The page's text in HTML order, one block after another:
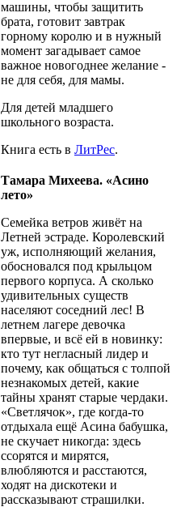
машины, чтобы защитить
брата, готовит завтрак
горному королю и в нужный
момент загадывает самое
важное новогоднее желание -
не для себя, для мамы.
Для детей младшего
школьного возраста.
Книга есть в ЛитРес.
Тамара Михеева. «Асино
лето»
Семейка ветров живёт на
Летней эстраде. Королевский
уж, исполняющий желания,
обосновался под крыльцом
первого корпуса. А сколько
удивительных существ
населяют соседний лес! В
летнем лагере девочка
впервые, и всё ей в новинку:
кто тут негласный лидер и
почему, как общаться с толпой
незнакомых детей, какие
тайны хранят старые чердаки.
«Светлячок», где когда-то
отдыхала ещё Асина бабушка,
не скучает никогда: здесь
ссорятся и мирятся,
влюбляются и расстаются,
ходят на дискотеки и
рассказывают страшилки.